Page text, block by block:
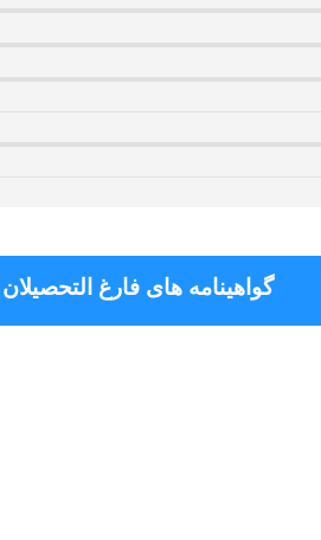
گواهینامه های فارغ